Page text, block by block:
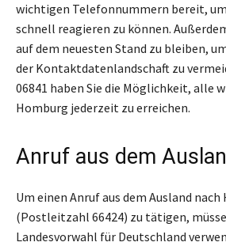
wichtigen Telefonnummern bereit,
schnell reagieren zu können.
auf dem neuesten Stand zu bleiben,
der Kontaktdatenlandschaft zu
06841 haben Sie die Möglichkeit, alle
Homburg jederzeit zu erreichen.
Anruf aus dem
Um einen Anruf aus dem Ausland nach
(Postleitzahl 66424) zu tätigen,
Landesvorwahl für Deutschland